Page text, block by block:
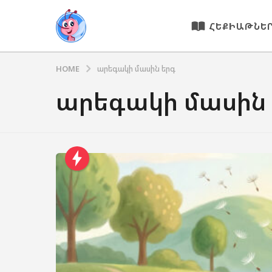
ՀԵՔԻԱԹՆԵՐ
HOME արեգակի մասին երգ
արեգակի մասին